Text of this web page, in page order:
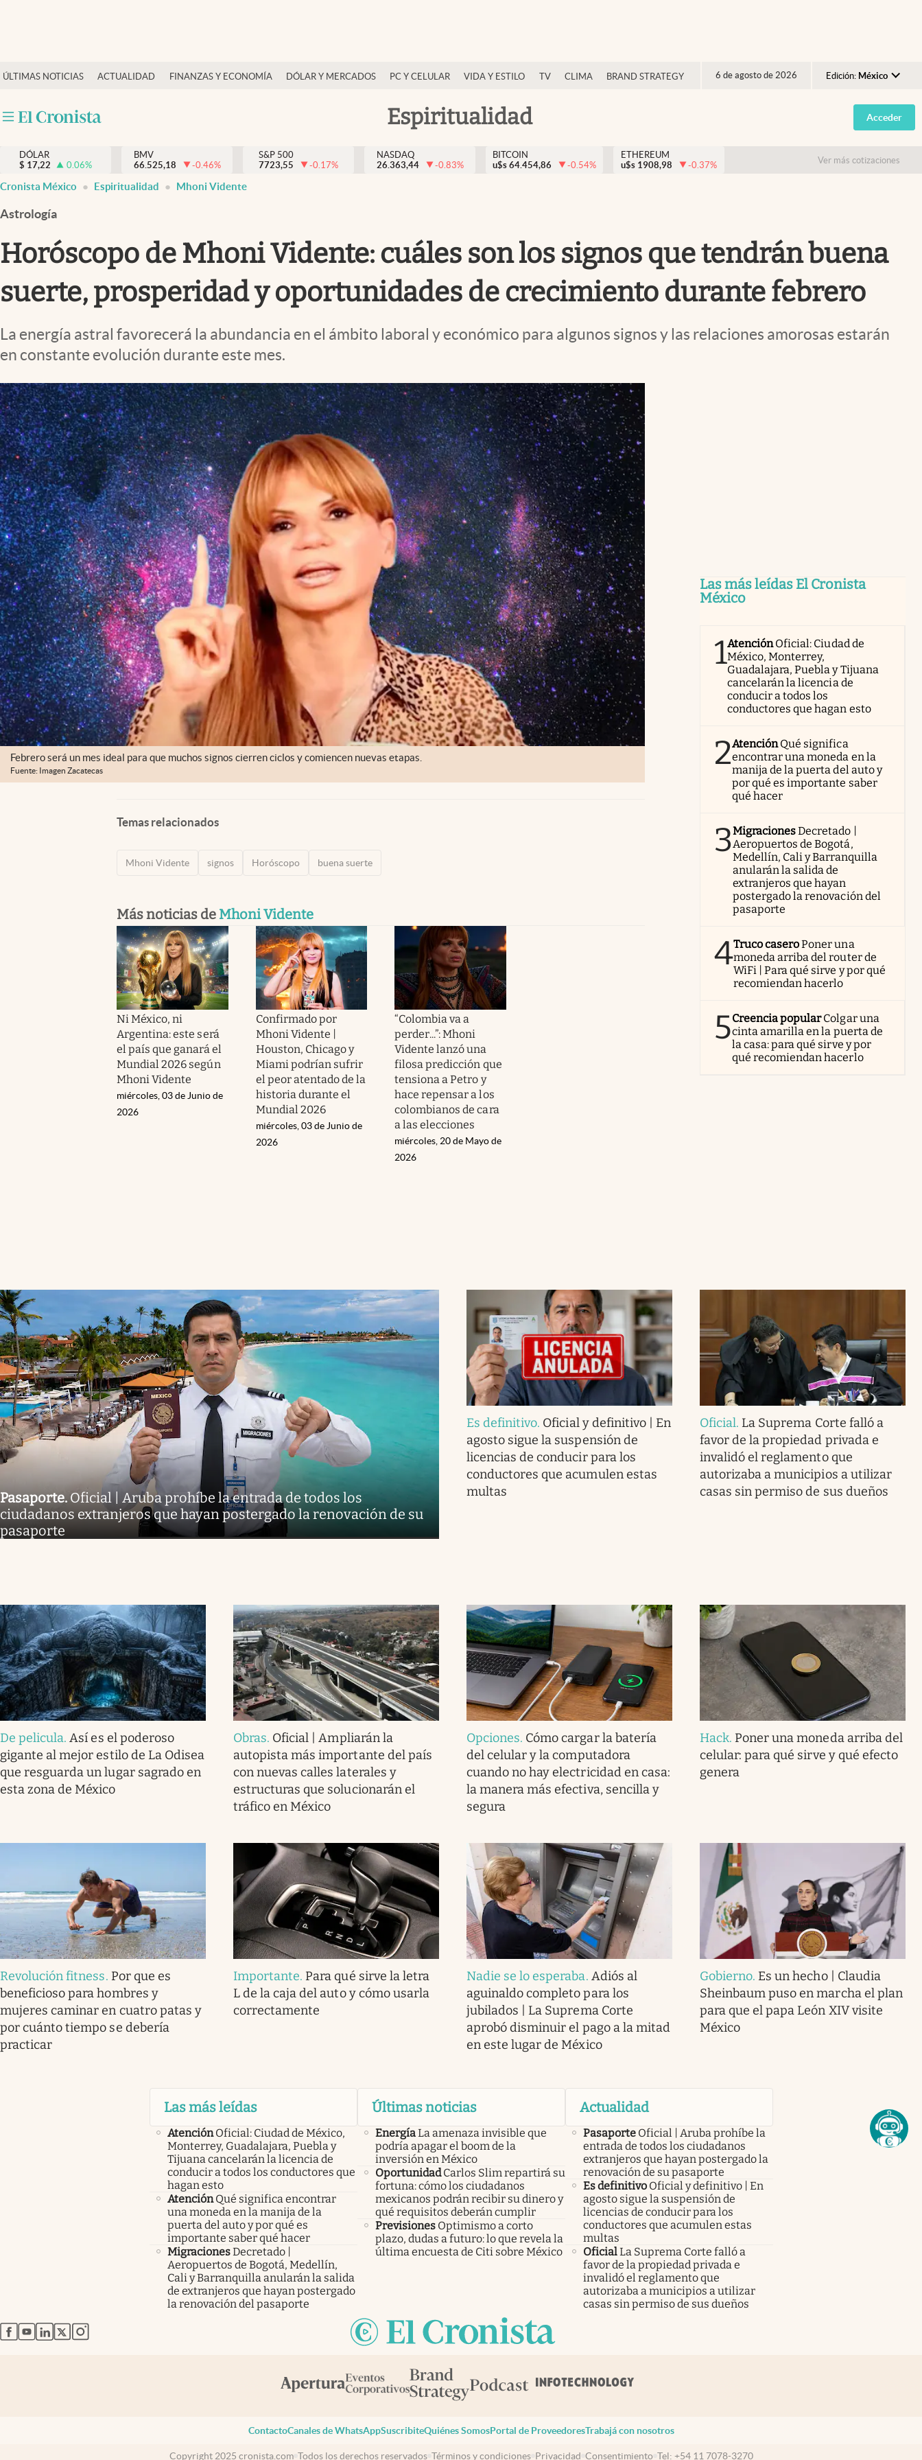
ÚLTIMAS NOTICIAS ACTUALIDAD FINANZAS Y ECONOMÍA DÓLAR Y MERCADOS PC Y CELULAR VIDA Y ESTILO TV CLIMA BRAND STRATEGY 6 de agosto de 2026 Edición: México
Argentina
España
USA
Espiritualidad
Actualidad
Internacionales
Opinión
Brand Strategy
Vida y estilo
Tv
Espiritualidad
abre en nueva pestaña
Acceder
DÓLAR
$ 17,22 0.06%
BMV
66.525,18
-0.46%
S&P 500
7723,55
-0.17%
NASDAQ
26.363,44
-0.83%
BITCOIN
u$s 64.454,86 -0.54%
ETHEREUM
u$s 1908,98 -0.37% Ver más cotizaciones
Cronista México Espiritualidad Mhoni Vidente
Astrología
Horóscopo de Mhoni Vidente: cuáles son los signos que tendrán buena
suerte, prosperidad y oportunidades de crecimiento durante febrero
La energía astral favorecerá la abundancia en el ámbito laboral y económico para algunos signos y las relaciones amorosas estarán
en constante evolución durante este mes.
Febrero será un mes ideal para que muchos signos cierren ciclos y comiencen nuevas etapas.
Fuente: Imagen Zacatecas
Temas relacionados
Mhoni Vidente signos Horóscopo buena suerte
Más noticias de Mhoni Vidente
Ni México, ni
Argentina: este será
el país que ganará el
Mundial 2026 según
Mhoni Vidente
miércoles, 03 de Junio de
2026
Confirmado por
Mhoni Vidente |
Houston, Chicago y
Miami podrían sufrir
el peor atentado de la
historia durante el
Mundial 2026
miércoles, 03 de Junio de
2026
“Colombia va a
perder...”: Mhoni
Vidente lanzó una
filosa predicción que
tensiona a Petro y
hace repensar a los
colombianos de cara
a las elecciones
miércoles, 20 de Mayo de
2026
Las más leídas El Cronista
México
1AtenciónOficial: Ciudad de
México, Monterrey,
Guadalajara, Puebla y Tijuana
cancelarán la licencia de
conducir a todos los
conductores que hagan esto
2AtenciónQué significa
encontrar una moneda en la
manija de la puerta del auto y
por qué es importante saber
qué hacer
3MigracionesDecretado |
Aeropuertos de Bogotá,
Medellín, Cali y Barranquilla
anularán la salida de
extranjeros que hayan
postergado la renovación del
pasaporte
4Truco caseroPoner una
moneda arriba del router de
WiFi | Para qué sirve y por qué
recomiendan hacerlo
5Creencia popularColgar una
cinta amarilla en la puerta de
la casa: para qué sirve y por
qué recomiendan hacerlo
Pasaporte.Oficial | Aruba prohíbe la entrada de todos los
ciudadanos extranjeros que hayan postergado la renovación de su
pasaporte
Es definitivo. Oficial y definitivo | En
agosto sigue la suspensión de
licencias de conducir para los
conductores que acumulen estas
multas
Oficial. La Suprema Corte falló a
favor de la propiedad privada e
invalidó el reglamento que
autorizaba a municipios a utilizar
casas sin permiso de sus dueños
De pelicula.Así es el poderoso
gigante al mejor estilo de La Odisea
que resguarda un lugar sagrado en
esta zona de México
Obras. Oficial | Ampliarán la
autopista más importante del país
con nuevas calles laterales y
estructuras que solucionarán el
tráfico en México
Opciones. Cómo cargar la batería
del celular y la computadora
cuando no hay electricidad en casa:
la manera más efectiva, sencilla y
segura
Hack. Poner una moneda arriba del
celular: para qué sirve y qué efecto
genera
Revolución fitness. Por que es
beneficioso para hombres y
mujeres caminar en cuatro patas y
por cuánto tiempo se debería
practicar
Importante. Para qué sirve la letra
L de la caja del auto y cómo usarla
correctamente
Nadie se lo esperaba. Adiós al
aguinaldo completo para los
jubilados | La Suprema Corte
aprobó disminuir el pago a la mitad
en este lugar de México
Gobierno. Es un hecho | Claudia
Sheinbaum puso en marcha el plan
para que el papa León XIV visite
México
Las más leídas
Atención Oficial: Ciudad de México,
Monterrey, Guadalajara, Puebla y
Tijuana cancelarán la licencia de
conducir a todos los conductores que
hagan esto
Atención Qué significa encontrar
una moneda en la manija de la
puerta del auto y por qué es
importante saber qué hacer
MigracionesDecretado |
Aeropuertos de Bogotá, Medellín,
Cali y Barranquilla anularán la salida
de extranjeros que hayan postergado
la renovación del pasaporte
Últimas noticias
EnergíaLa amenaza invisible que
podría apagar el boom de la
inversión en México
Oportunidad Carlos Slim repartirá su
fortuna: cómo los ciudadanos
mexicanos podrán recibir su dinero y
qué requisitos deberán cumplir
Previsiones Optimismo a corto
plazo, dudas a futuro: lo que revela la
última encuesta de Citi sobre México
Actualidad
Pasaporte Oficial | Aruba prohíbe la
entrada de todos los ciudadanos
extranjeros que hayan postergado la
renovación de su pasaporte
Es definitivo Oficial y definitivo | En
agosto sigue la suspensión de
licencias de conducir para los
conductores que acumulen estas
multas
OficialLa Suprema Corte falló a
favor de la propiedad privada e
invalidó el reglamento que
autorizaba a municipios a utilizar
casas sin permiso de sus dueños
abre en nueva pestaña
abre en nueva pestaña
abre en nueva pestaña
abre en nueva pestaña
abre en nueva pestaña
ContactoCanales de WhatsAppSuscribiteQuiénes SomosPortal de ProveedoresTrabajá con nosotros
Copyright 2025 cronista.com Todos los derechos reservados Términos y condiciones Privacidad Consentimiento Tel: +54 11 7078-3270